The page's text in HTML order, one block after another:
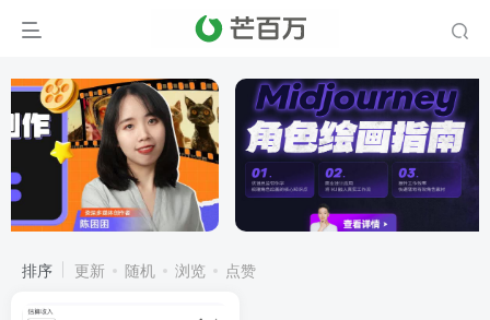
排序 更新 随机 浏览 点赞